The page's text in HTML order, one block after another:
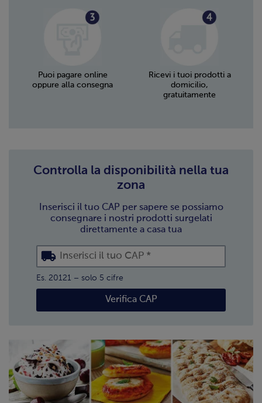
Puoi pagare online
oppure alla consegna
Ricevi i tuoi prodotti a
domicilio,
gratuitamente
Controlla la disponibilità nella tua
zona
Inserisci il tuo CAP per sapere se possiamo
consegnare i nostri prodotti surgelati
direttamente a casa tua
Verifica CAP
Es. 20121 – solo 5 cifre